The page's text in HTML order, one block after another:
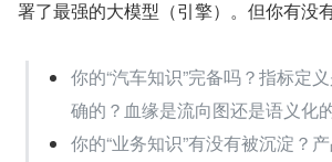
署了最强的大模型（引擎）。但你有
你的“汽车知识”完备吗？指标定
确的？血缘是流向图还是语义化
你的“业务知识”有没有被沉淀？产